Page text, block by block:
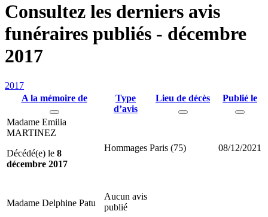
Consultez les derniers avis
funéraires publiés - décembre
2017
2017
A la mémoire de
Type
d’avis
Lieu de décès Publié le
Madame Emilia
MARTINEZ
Décédé(e) le 8
décembre 2017
Hommages Paris (75) 08/12/2021
Madame Delphine Patu
Aucun avis
publié